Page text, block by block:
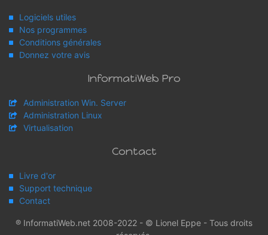
Logiciels utiles
Nos programmes
Conditions générales
Donnez votre avis
InformatiWeb Pro
Administration Win. Server
Administration Linux
Virtualisation
Contact
Livre d'or
Support technique
Contact
® InformatiWeb.net 2008-2022 - © Lionel Eppe - Tous droits